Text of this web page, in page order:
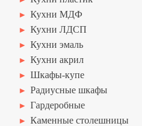
Кухни МДФ
Кухни ЛДСП
Кухни эмаль
Кухни акрил
Шкафы-купе
Радиусные шкафы
Гардеробные
Каменные столешницы